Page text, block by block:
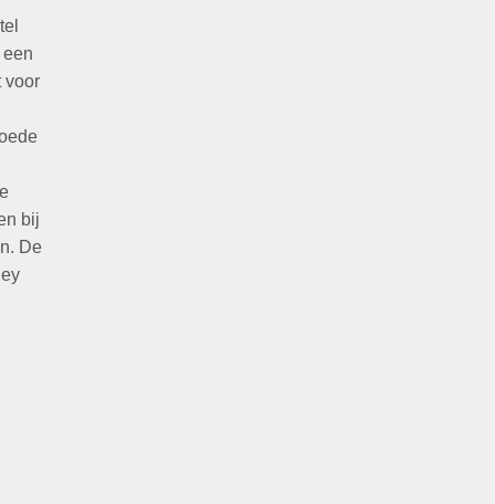
voor
bij
De